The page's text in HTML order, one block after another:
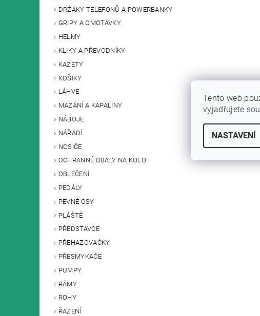
DRŽÁKY TELEFONŮ A POWERBANKY
GRIPY A OMOTÁVKY
HELMY
KLIKY A PŘEVODNÍKY
KAZETY
KOŠÍKY
LÁHVE
MAZÁNÍ A KAPALINY
NÁBOJE
NÁŘADÍ
NOSIČE
OCHRANNÉ OBALY NA KOLO
OBLEČENÍ
PEDÁLY
PEVNÉ OSY
PLÁŠTĚ
PŘEDSTAVCE
PŘEHAZOVAČKY
PŘESMYKAČE
PUMPY
RÁMY
ROHY
ŘAZENÍ
Tento web
vyjadřujete
NASTAVENÍ